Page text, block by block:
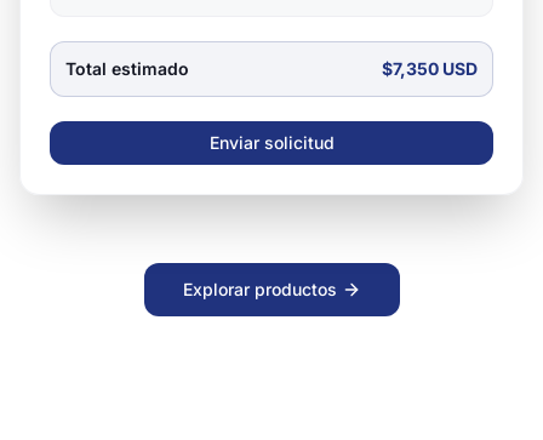
Total estimado $7,350 USD
Enviar solicitud
Explorar productos